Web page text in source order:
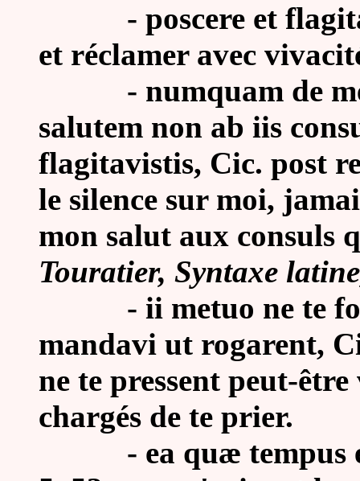
- poscere et
et réclamer avec
- numquam de me
salutem non ab iis
flagitavistis, Cic. post
le silence sur moi,
mon salut aux consuls
Touratier, Syntaxe
- ii metuo ne te
mandavi ut rogarent,
ne te pressent peut-
chargés de te prier.
- ea quæ tempus